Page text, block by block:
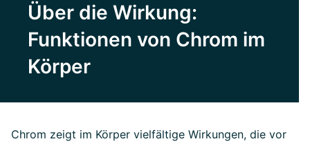
Über die Wirkung:
Funktionen von Chrom im
Körper
Chrom zeigt im Körper vielfältige Wirkungen, die vor